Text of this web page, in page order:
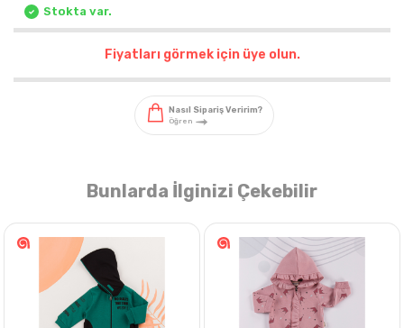
Stokta var.
Fiyatları görmek için üye olun.
Nasıl Sipariş Veririm?
Bunlarda İlginizi Çekebilir